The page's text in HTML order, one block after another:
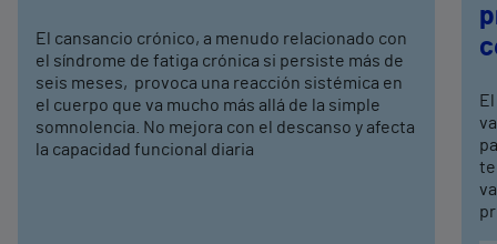
El cansancio crónico, a menudo relacionado con
el síndrome de fatiga crónica si persiste más de
seis meses, provoca una reacción sistémica en
el cuerpo que va mucho más allá de la simple
somnolencia. No mejora con el descanso y afecta
la capacidad funcional diaria